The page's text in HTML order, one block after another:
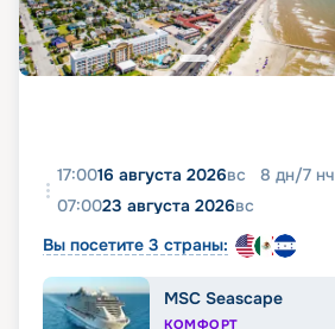
17:0016 августа 2026вс 8 дн/7 нч
07:0023 августа 2026вс
Вы посетите 3 страны:
MSC Seascape
КОМФОРТ